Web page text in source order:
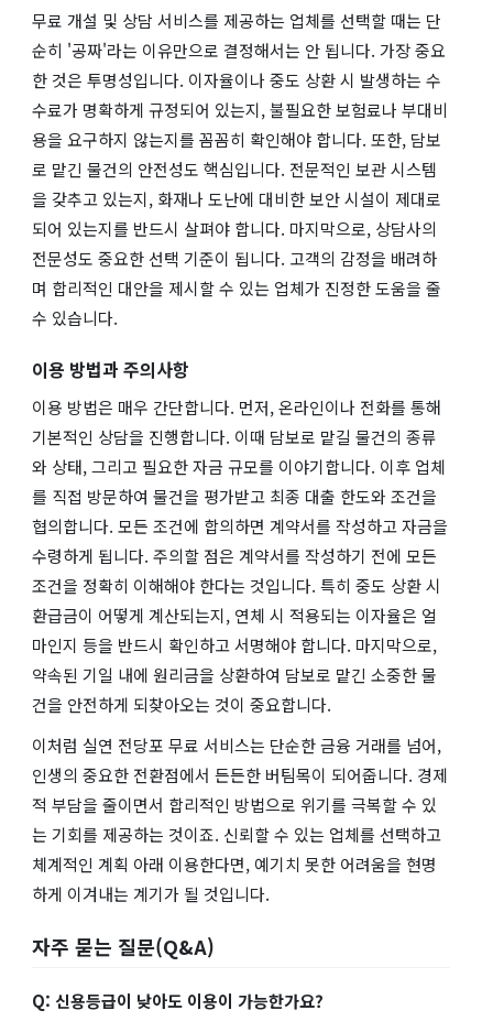
무료 개설 및 상담 서비스를 제공하는 업체를 선택할 때는 단
순히 '공짜'라는 이유만으로 결정해서는 안 됩니다. 가장 중요
한 것은 투명성입니다. 이자율이나 중도 상환 시 발생하는 수
수료가 명확하게 규정되어 있는지, 불필요한 보험료나 부대비
용을 요구하지 않는지를 꼼꼼히 확인해야 합니다. 또한, 담보
로 맡긴 물건의 안전성도 핵심입니다. 전문적인 보관 시스템
을 갖추고 있는지, 화재나 도난에 대비한 보안 시설이 제대로
되어 있는지를 반드시 살펴야 합니다. 마지막으로, 상담사의
전문성도 중요한 선택 기준이 됩니다. 고객의 감정을 배려하
며 합리적인 대안을 제시할 수 있는 업체가 진정한 도움을 줄
수 있습니다.
이용 방법과 주의사항
이용 방법은 매우 간단합니다. 먼저, 온라인이나 전화를 통해
기본적인 상담을 진행합니다. 이때 담보로 맡길 물건의 종류
와 상태, 그리고 필요한 자금 규모를 이야기합니다. 이후 업체
를 직접 방문하여 물건을 평가받고 최종 대출 한도와 조건을
협의합니다. 모든 조건에 합의하면 계약서를 작성하고 자금을
수령하게 됩니다. 주의할 점은 계약서를 작성하기 전에 모든
조건을 정확히 이해해야 한다는 것입니다. 특히 중도 상환 시
환급금이 어떻게 계산되는지, 연체 시 적용되는 이자율은 얼
마인지 등을 반드시 확인하고 서명해야 합니다. 마지막으로,
약속된 기일 내에 원리금을 상환하여 담보로 맡긴 소중한 물
건을 안전하게 되찾아오는 것이 중요합니다.
이처럼 실연 전당포 무료 서비스는 단순한 금융 거래를 넘어,
인생의 중요한 전환점에서 든든한 버팀목이 되어줍니다. 경제
적 부담을 줄이면서 합리적인 방법으로 위기를 극복할 수 있
는 기회를 제공하는 것이죠. 신뢰할 수 있는 업체를 선택하고
체계적인 계획 아래 이용한다면, 예기치 못한 어려움을 현명
하게 이겨내는 계기가 될 것입니다.
자주 묻는 질문(Q&A)
Q: 신용등급이 낮아도 이용이 가능한가요?